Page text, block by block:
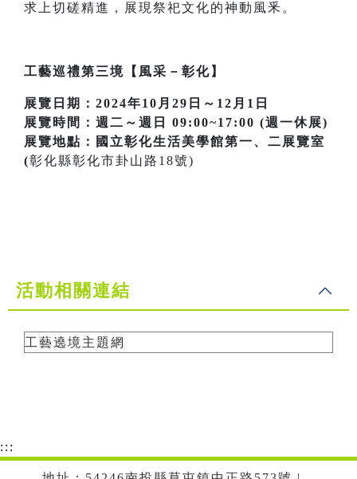
求上切磋精進，展現祭祀文化的神動風釆。
工藝巡禮第三境【風采－彰化】
展覽日期：2024年10月29日～12月1日
展覽時間：週二～週日 09:00~17:00 (週一休展)
展覽地點：國立彰化生活美學館第一、二展覽室
(彰化縣彰化市卦山路18號)
活動相關連結
工藝遶境主題網
:::